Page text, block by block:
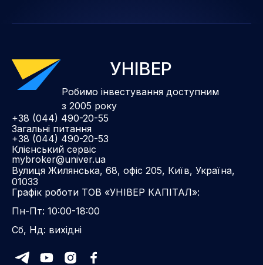
УНІВЕР
Робимо інвестування доступним
з 2005 року
+38 (044) 490-20-55
Загальні питання
+38 (044) 490-20-53
Клієнський сервіс
mybroker@univer.ua
Вулиця Жилянська, 68, офіс 205, Київ, Україна,
01033
Графік роботи ТОВ «УНІВЕР КАПІТАЛ»:
Пн-Пт: 10:00-18:00
Сб, Нд: вихідні